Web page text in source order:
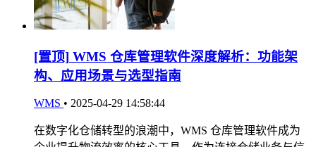
[置顶] WMS 仓库管理软件深度解析：功能架
构、应用场景与选型指南
WMS • 2025-04-29 14:58:44
在数字化仓储转型的浪潮中，WMS 仓库管理软件成为